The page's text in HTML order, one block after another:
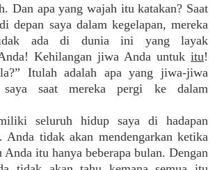
Dan apa yang wajah itu katakan? Saat
depan saya dalam kegelapan, mereka
ada di dunia ini yang layak
Kehilangan jiwa Anda untuk itu!
Itulah adalah apa yang jiwa-jiwa
saya saat mereka pergi ke dalam
seluruh hidup saya di hadapan
Anda tidak akan mendengarkan ketika
Anda itu hanya beberapa bulan. Dengan